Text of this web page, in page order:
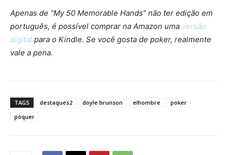
Apenas de “My 50 Memorable Hands” não ter edição em
português, é possível comprar na Amazon uma versão
digital para o Kindle. Se você gosta de poker, realmente
vale a pena.
TAGS destaques2 doyle brunson elhombre
poker
pôquer